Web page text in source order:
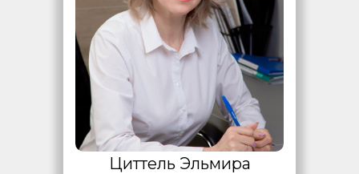
Циттель Эльмира